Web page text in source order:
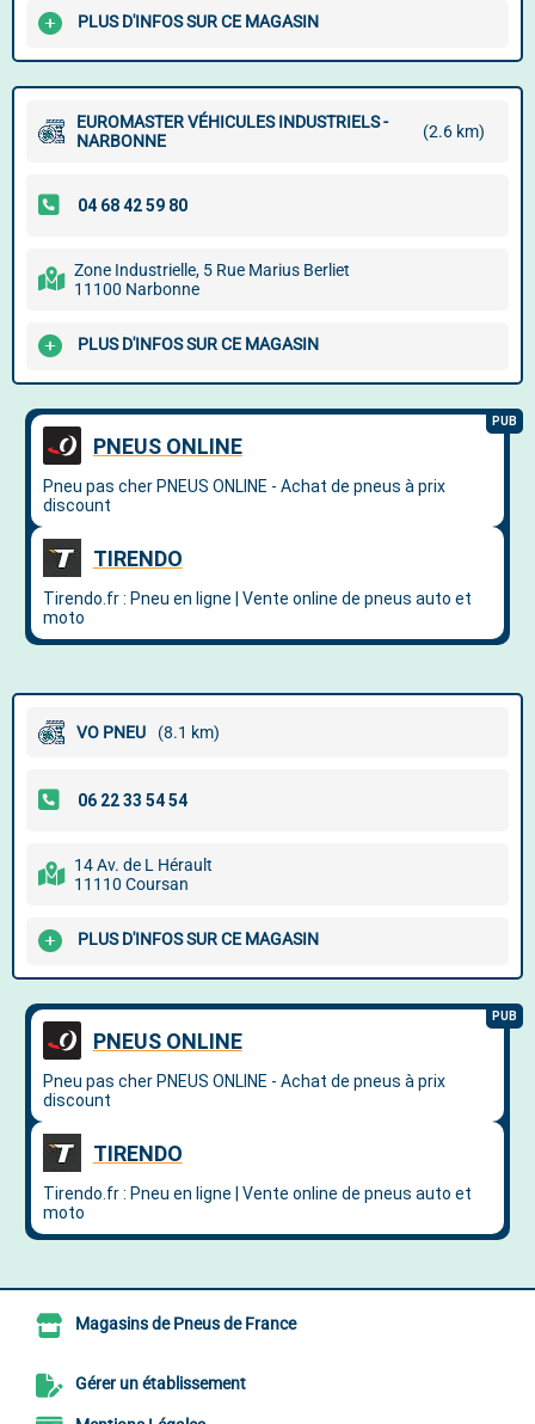
PLUS D'INFOS SUR CE MAGASIN
EUROMASTER VÉHICULES INDUSTRIELS -
NARBONNE
(2.6 km)
Zone Industrielle, 5 Rue Marius Berliet
11100 Narbonne
PLUS D'INFOS SUR CE MAGASIN
VO PNEU (8.1 km)
14 Av. de L Hérault
11110 Coursan
PLUS D'INFOS SUR CE MAGASIN
Magasins de Pneus de France
Gérer un établissement